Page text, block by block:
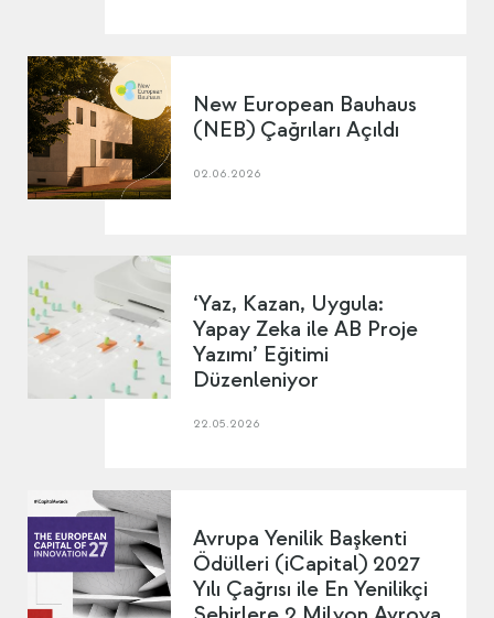
New European Bauhaus
(NEB) Çağrıları Açıldı
02.06.2026
‘Yaz, Kazan, Uygula:
Yapay Zeka ile AB Proje
Yazımı’ Eğitimi
Düzenleniyor
22.05.2026
Avrupa Yenilik Başkenti
Ödülleri (iCapital) 2027
Yılı Çağrısı ile En Yenilikçi